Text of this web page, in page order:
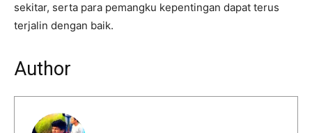
sekitar, serta para pemangku kepentingan dapat terus
terjalin dengan baik.
Author